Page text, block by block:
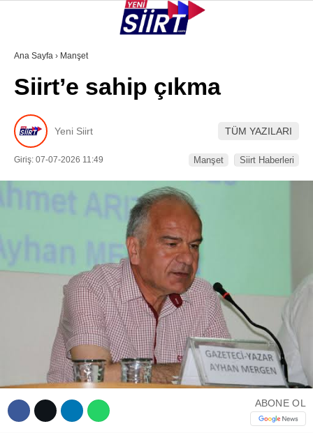
KURTALAN
ERUH
PERVARI
NÖBETÇI ECZANELER
Ana Sayfa › Manşet
Siirt’e sahip çıkma
Yeni Siirt TÜM YAZILARI
Giriş: 07-07-2026 11:49 Manşet Siirt Haberleri
ABONE OL